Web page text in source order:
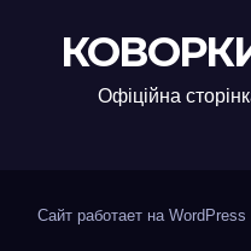
Офіційна
Сайт работает на WordPress